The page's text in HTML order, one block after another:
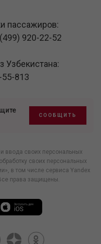
пассажиров:
920-22-52
Узбекистана:
813
СООБЩИТЬ
ввода своих персональных
своих персональных
в том числе сервиса Yandex
права защищены.